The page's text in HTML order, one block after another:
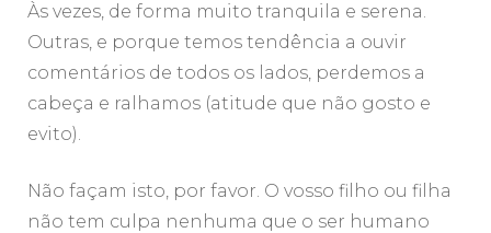
Às vezes, de forma muito tranquila e serena.
Outras, e porque temos tendência a ouvir
comentários de todos os lados, perdemos a
cabeça e ralhamos (atitude que não gosto e
evito).
Não façam isto, por favor. O vosso filho ou filha
não tem culpa nenhuma que o ser humano